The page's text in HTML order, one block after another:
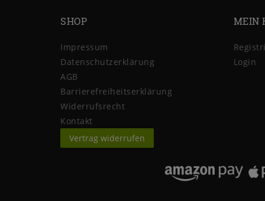
SHOP
Impressum
Daten­schutz­erklärung
AGB
Barrierefreiheitserklärung
Widerrufs­recht
Kontakt
Vertrag widerrufen
MEIN
Login